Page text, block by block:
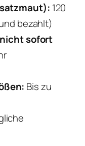
120
bezahlt)
sofort
Bis zu